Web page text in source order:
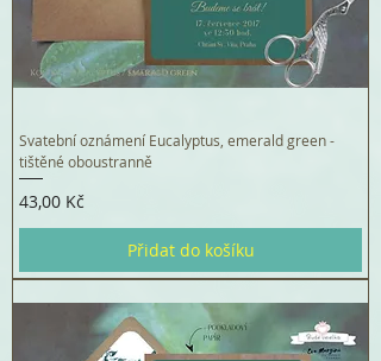
Svatební oznámení Eucalyptus, emerald green -
tištěné oboustranně
Cena
43,00 Kč
Přidat do košíku